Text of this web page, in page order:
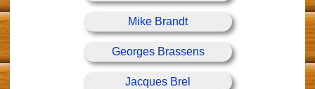
Mike Brandt
Georges Brassens
Jacques Brel